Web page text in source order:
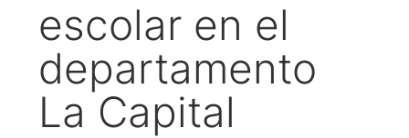
escolar en el
departamento
La Capital